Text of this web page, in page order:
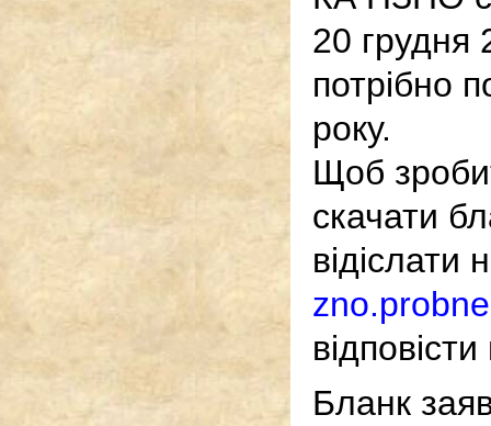
20 грудня
потрібно
року.
Щоб
скачати
Бланк